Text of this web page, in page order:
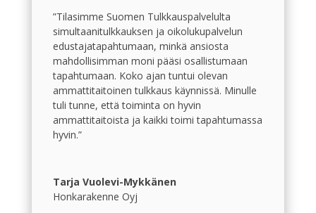
”Tilasimme Suomen Tulkkauspalvelulta
simultaanitulkkauksen ja oikolukupalvelun
edustajatapahtumaan, minkä ansiosta
mahdollisimman moni pääsi osallistumaan
tapahtumaan. Koko ajan tuntui olevan
ammattitaitoinen tulkkaus käynnissä. Minulle
tuli tunne, että toiminta on hyvin
ammattitaitoista ja kaikki toimi tapahtumassa
hyvin.”
Tarja Vuolevi-Mykkänen
Honkarakenne Oyj